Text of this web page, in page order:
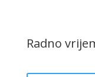
Radno